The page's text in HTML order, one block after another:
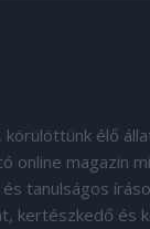
élő
online magazin
tanulságos
kertészkedő és